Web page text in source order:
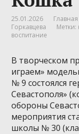
25.01.2026
Горкавцева
Метки:
воспитание
В творческом
играем»
№ 9 состоялся
Севастополя»
обороны
мероприятия
школы № 30